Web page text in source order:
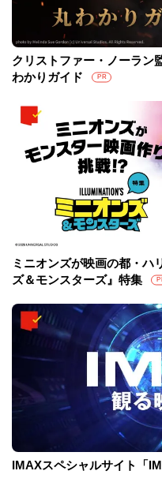
クリストファー・ノーラン
わかりガイド
PR
ミニオンズが映画の都・ハ
ズ＆モンスターズ』特集
IMAXスペシャルサイト「